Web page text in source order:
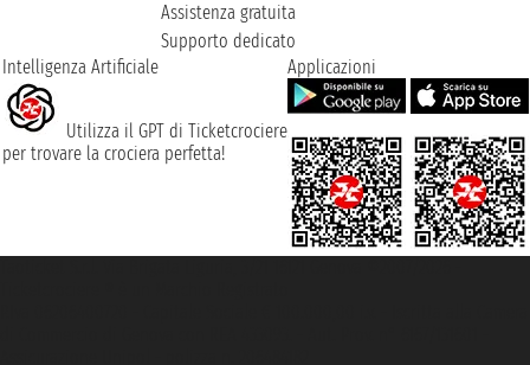
Assistenza gratuita
Supporto dedicato
Intelligenza Artificiale
Utilizza il GPT di Ticketcrociere
per trovare la crociera perfetta!
Applicazioni